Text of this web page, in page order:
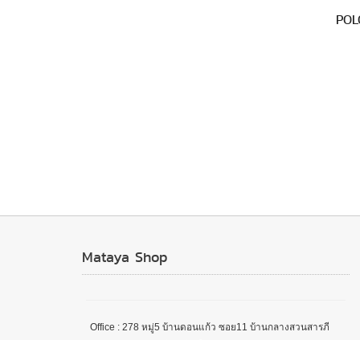
Mataya Shop
Office : 278 หมู่5 บ้านดอนแก้ว ซอย11 บ้านกลางสวนสารภี